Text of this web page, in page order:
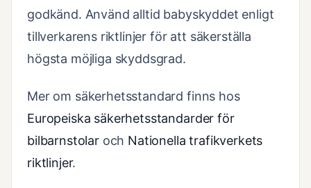
godkänd. Använd alltid babyskyddet enligt
tillverkarens riktlinjer för att säkerställa
högsta möjliga skyddsgrad.
Mer om säkerhetsstandard finns hos
Europeiska säkerhetsstandarder för
bilbarnstolaroch Nationella trafikverkets
riktlinjer.